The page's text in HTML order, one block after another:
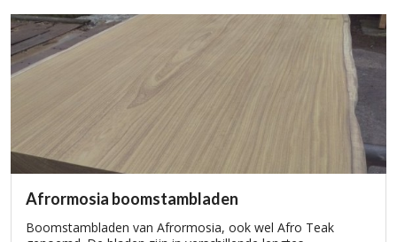
Afrormosia boomstambladen
Boomstambladen van Afrormosia, ook wel Afro Teak